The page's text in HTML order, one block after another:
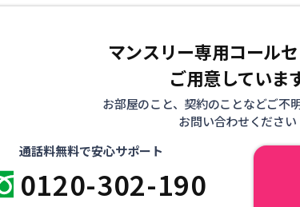
マンスリー専用コール
ご用意していま
お部屋のこと、契約のことなどご不
お問い合わせください
通話料無料で安心サポート
0120-302-190